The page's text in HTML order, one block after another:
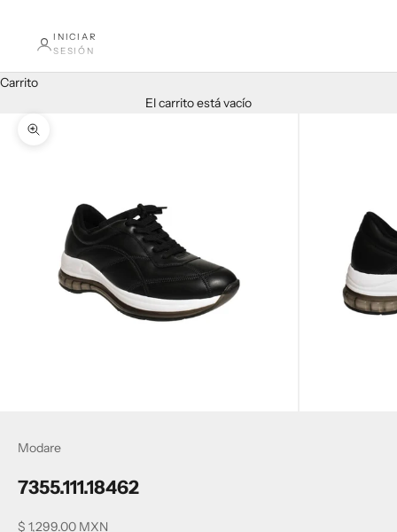
INICIAR
SESIÓN
Carrito
El carrito está vacío
Zoom
Modare
7355.111.18462
Precio de oferta
$ 1,299.00 MXN